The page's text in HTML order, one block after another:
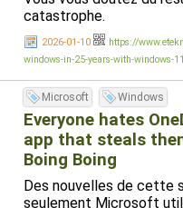
catastrophe.
2026-01-10
https://
windows-in-25-years-with-windows-
Microsoft Windows
Everyone hates
app that steals
Boing Boing
Des nouvelles de cette
seulement Microsoft